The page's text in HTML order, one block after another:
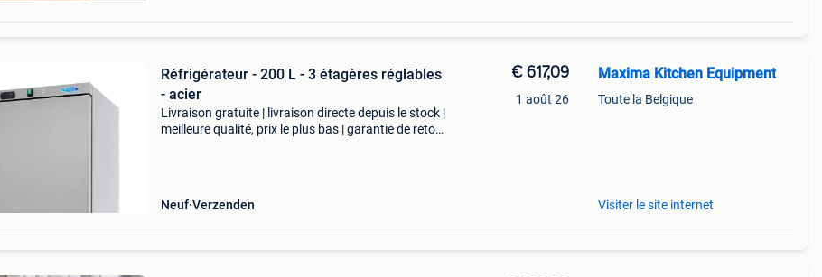
Réfrigérateur - 200 L - 3 étagères réglables
- acier
Livraison gratuite | livraison directe depuis le stock |
meilleure qualité, prix le plus bas | garantie de retour
Neuf Verzenden
€ 617,09
1 août 26
Maxima Kitchen Equipment
Toute la Belgique
Visiter le site internet